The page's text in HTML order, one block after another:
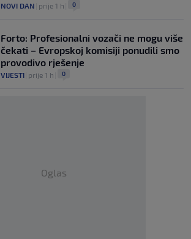
NOVI DAN prije 1 h 0
Forto: Profesionalni vozači ne mogu više
čekati – Evropskoj komisiji ponudili smo
provodivo rješenje
VIJESTI prije 1 h 0
Oglas